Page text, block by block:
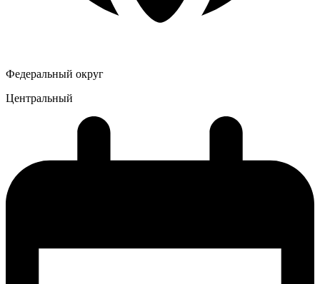
Федеральный округ
Центральный